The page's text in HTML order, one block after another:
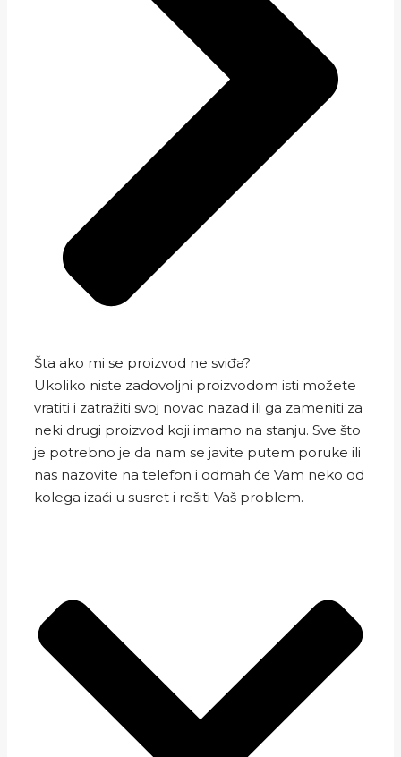
Šta ako mi se proizvod ne sviđa?
Ukoliko niste zadovoljni proizvodom isti možete
vratiti i zatražiti svoj novac nazad ili ga zameniti za
neki drugi proizvod koji imamo na stanju. Sve što
je potrebno je da nam se javite putem poruke ili
nas nazovite na telefon i odmah će Vam neko od
kolega izaći u susret i rešiti Vaš problem.